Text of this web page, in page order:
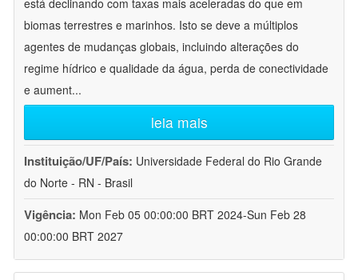
está declinando com taxas mais aceleradas do que em
biomas terrestres e marinhos. Isto se deve a múltiplos
agentes de mudanças globais, incluindo alterações do
regime hídrico e qualidade da água, perda de conectividade
e aument...
leia mais
Instituição/UF/País: Universidade Federal do Rio Grande
do Norte - RN - Brasil
Vigência: Mon Feb 05 00:00:00 BRT 2024-Sun Feb 28
00:00:00 BRT 2027